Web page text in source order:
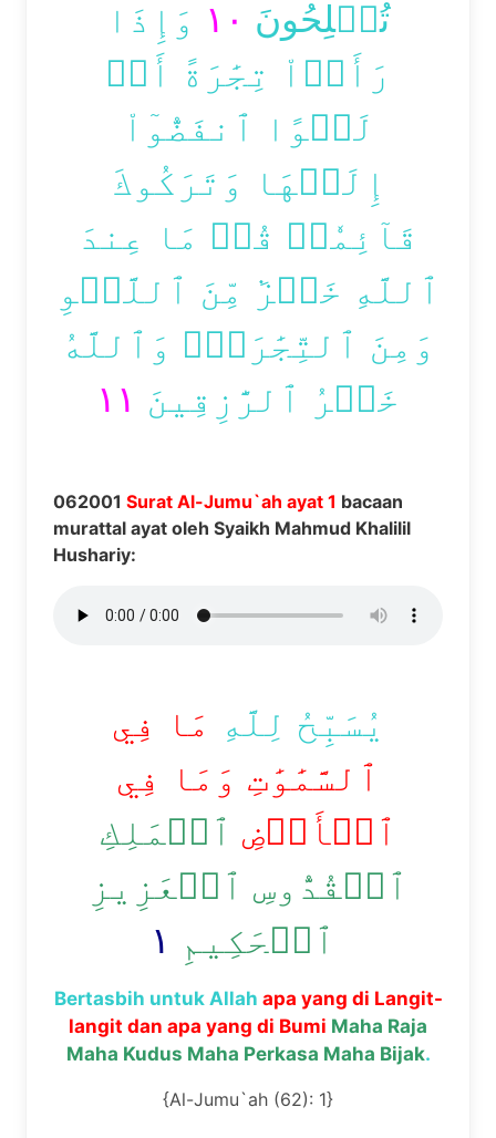
تُفۡلِحُونَ ١٠ وَإِذَا
رَأَوۡاْ تِجَٰرَةً أَوۡ
لَهۡوًا ٱنفَضُّوٓاْ
إِلَيۡهَا وَتَرَكُوكَ
قَآئِمٗاۚ قُلۡ مَا عِندَ
ٱللَّهِ خَيۡرٞ مِّنَ ٱللَّهۡوِ
وَمِنَ ٱلتِّجَٰرَةِۚ وَٱللَّهُ
خَيۡرُ ٱلرَّٰزِقِينَ ١١
062001 Surat Al-Jumu`ah ayat 1 bacaan
murattal ayat oleh Syaikh Mahmud Khalilil
Hushariy:
يُسَبِّحُ لِلَّهِ مَا فِي
ٱلسَّمَٰوَٰتِ وَمَا فِي
ٱلۡأَرۡضِ ٱلۡمَلِكِ
ٱلۡقُدُّوسِ ٱلۡعَزِيزِ
ٱلۡحَكِيمِ ١
Bertasbih untuk Allah apa yang di Langit-
langit dan apa yang di Bumi Maha Raja
Maha Kudus Maha Perkasa Maha Bijak.
{Al-Jumu`ah (62): 1}